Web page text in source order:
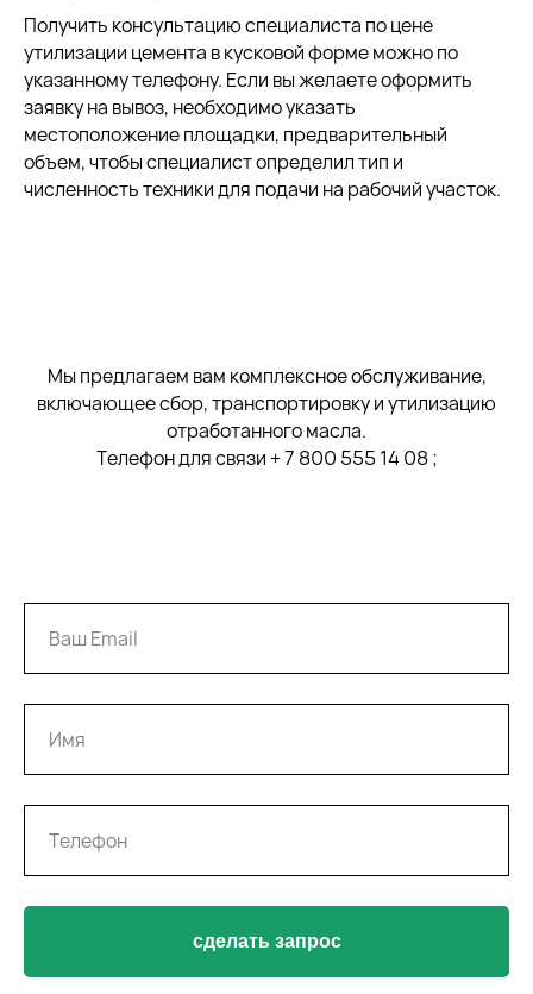
Получить консультацию специалиста по цене
утилизации цемента в кусковой форме можно по
указанному телефону. Если вы желаете оформить
заявку на вывоз, необходимо указать
местоположение площадки, предварительный
объем, чтобы специалист определил тип и
численность техники для подачи на рабочий участок.
Мы предлагаем вам комплексное обслуживание,
включающее сбор, транспортировку и утилизацию
отработанного масла.
Телефон для связи + 7 800 555 14 08;
сделать запрос